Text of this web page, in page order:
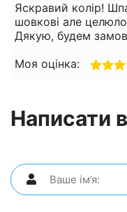
Яскравий колір!
шовкові але
Дякую, будем
Моя оцінка:
Написати